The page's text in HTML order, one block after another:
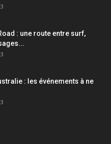
: une route entre surf,
: les événements à ne